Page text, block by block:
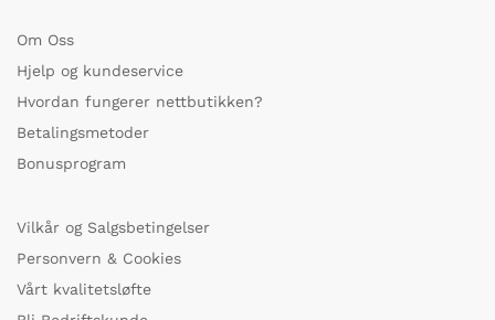
Om Oss
Hjelp og kundeservice
Hvordan fungerer nettbutikken?
Betalingsmetoder
Bonusprogram
Vilkår og Salgsbetingelser
Personvern & Cookies
Vårt kvalitetsløfte